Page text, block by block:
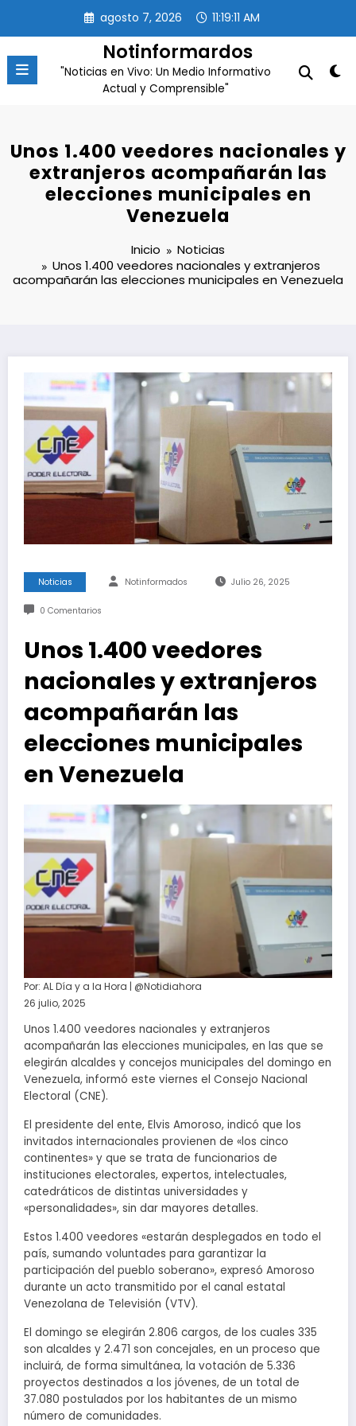
contenido
agosto 7, 2026 11:19:12 AM
Notinformardos
"Noticias en Vivo: Un Medio Informativo
Actual y Comprensible"
Unos 1.400 veedores nacionales y
extranjeros acompañarán las
elecciones municipales en
Venezuela
Inicio
Noticias
Unos 1.400 veedores nacionales y extranjeros
acompañarán las elecciones municipales en Venezuela
Noticias Notinformados Julio 26, 2025
0 Comentarios
Unos 1.400 veedores
nacionales y extranjeros
acompañarán las
elecciones municipales
en Venezuela
Por: AL Día y a la Hora | @Notidiahora
26 julio, 2025
Unos 1.400 veedores nacionales y extranjeros
acompañarán las elecciones municipales, en las que se
elegirán alcaldes y concejos municipales del domingo en
Venezuela, informó este viernes el Consejo Nacional
Electoral (CNE).
El presidente del ente, Elvis Amoroso, indicó que los
invitados internacionales provienen de «los cinco
continentes» y que se trata de funcionarios de
instituciones electorales, expertos, intelectuales,
catedráticos de distintas universidades y
«personalidades», sin dar mayores detalles.
Estos 1.400 veedores «estarán desplegados en todo el
país, sumando voluntades para garantizar la
participación del pueblo soberano», expresó Amoroso
durante un acto transmitido por el canal estatal
Venezolana de Televisión (VTV).
El domingo se elegirán 2.806 cargos, de los cuales 335
son alcaldes y 2.471 son concejales, en un proceso que
incluirá, de forma simultánea, la votación de 5.336
proyectos destinados a los jóvenes, de un total de
37.080 postulados por los habitantes de un mismo
número de comunidades.